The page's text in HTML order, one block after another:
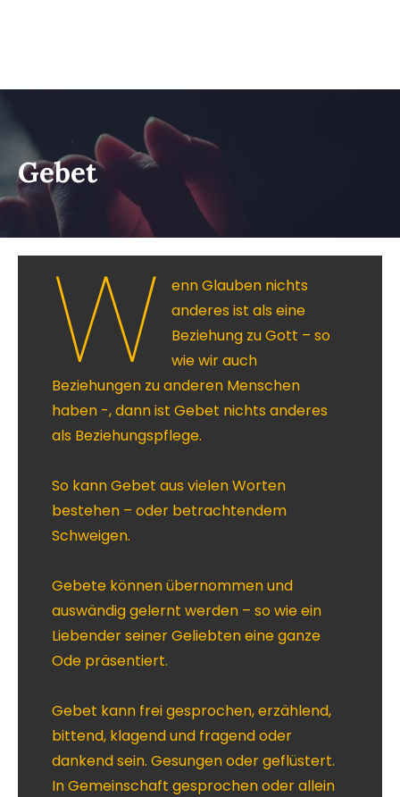
Gebet
W
enn Glauben nichts
anderes ist als eine
Beziehung zu Gott – so
wie wir auch
Beziehungen zu anderen Menschen
haben -, dann ist Gebet nichts anderes
als Beziehungspflege.
So kann Gebet aus vielen Worten
bestehen – oder betrachtendem
Schweigen.
Gebete können übernommen und
auswändig gelernt werden – so wie ein
Liebender seiner Geliebten eine ganze
Ode präsentiert.
Gebet kann frei gesprochen, erzählend,
bittend, klagend und fragend oder
dankend sein. Gesungen oder geflüstert.
In Gemeinschaft gesprochen oder allein